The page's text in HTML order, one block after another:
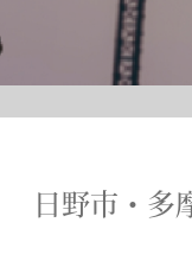
日野市・多